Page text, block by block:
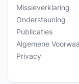
Missieverklaring
Ondersteuning
Publicaties
Algemene
Privacy